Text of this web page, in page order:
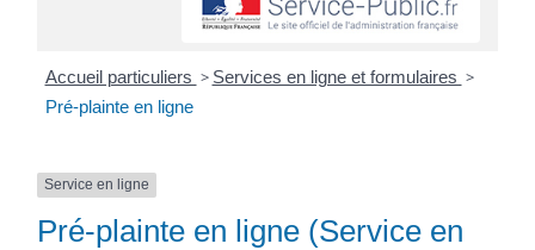
Accueil particuliers > Services en ligne et formulaires >
Pré-plainte en ligne
Service en ligne
Pré-plainte en ligne (Service en